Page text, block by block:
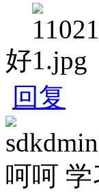
好
回复
呵呵 学